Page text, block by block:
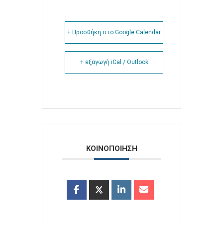
+ Προσθήκη στο Google Calendar
+ εξαγωγή iCal / Outlook
ΚΟΙΝΟΠΟΙΗΣΗ